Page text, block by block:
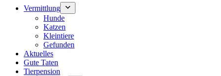
Vermittlung
Hunde
Katzen
Kleintiere
Gefunden
Aktuelles
Gute Taten
Tierpension